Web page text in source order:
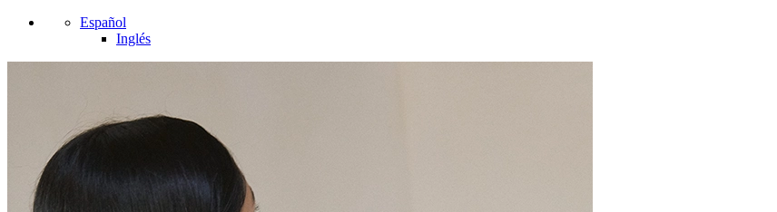
Español
Inglés